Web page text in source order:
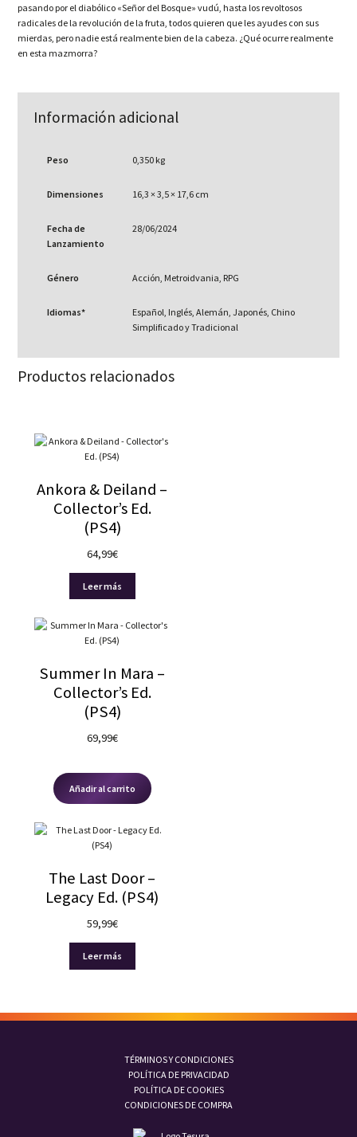
pasando por el diabólico «Señor del Bosque» vudú, hasta los revoltosos
radicales de la revolución de la fruta, todos quieren que les ayudes con sus
mierdas, pero nadie está realmente bien de la cabeza. ¿Qué ocurre realmente
en esta mazmorra?
Información adicional
Peso 0,350 kg
Dimensiones 16,3 × 3,5 × 17,6 cm
Fecha de
Lanzamiento
28/06/2024
Género Acción, Metroidvania, RPG
Idiomas*
Español, Inglés, Alemán, Japonés, Chino
Simplificado y Tradicional
Productos relacionados
Ankora & Deiland –
Collector’s Ed.
(PS4)
64,99€
Leer más
Summer In Mara –
Collector’s Ed.
(PS4)
69,99€
Añadir al carrito
The Last Door –
Legacy Ed. (PS4)
59,99€
Leer más
TÉRMINOS Y CONDICIONES
POLÍTICA DE PRIVACIDAD
POLÍTICA DE COOKIES
CONDICIONES DE COMPRA